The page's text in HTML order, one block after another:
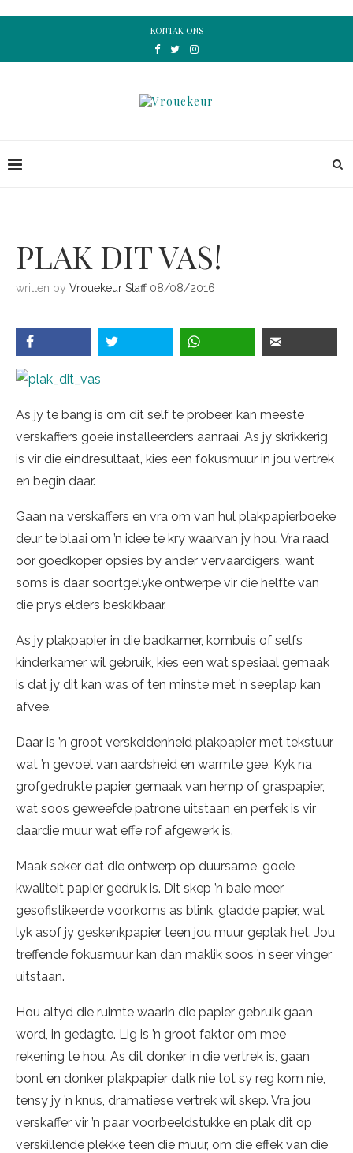
KONTAK ONS
PLAK DIT VAS!
written by Vrouekeur Staff 08/08/2016
As jy te bang is om dit self te probeer, kan meeste
verskaffers goeie installeerders aanraai. As jy skrikkerig
is vir die eindresultaat, kies een fokusmuur in jou vertrek
en begin daar.
Gaan na verskaffers en vra om van hul plakpapierboeke
deur te blaai om ’n idee te kry waarvan jy hou. Vra raad
oor goedkoper opsies by ander vervaardigers, want
soms is daar soortgelyke ontwerpe vir die helfte van
die prys elders beskikbaar.
As jy plakpapier in die badkamer, kombuis of selfs
kinderkamer wil gebruik, kies een wat spesiaal gemaak
is dat jy dit kan was of ten minste met ’n seeplap kan
afvee.
Daar is ’n groot verskeidenheid plakpapier met tekstuur
wat ’n gevoel van aardsheid en warmte gee. Kyk na
grofgedrukte papier gemaak van hemp of graspapier,
wat soos geweefde patrone uitstaan en perfek is vir
daardie muur wat effe rof afgewerk is.
Maak seker dat die ontwerp op duursame, goeie
kwaliteit papier gedruk is. Dit skep ’n baie meer
gesofistikeerde voorkoms as blink, gladde papier, wat
lyk asof jy geskenkpapier teen jou muur geplak het. Jou
treffende fokusmuur kan dan maklik soos ’n seer vinger
uitstaan.
Hou altyd die ruimte waarin die papier gebruik gaan
word, in gedagte. Lig is ’n groot faktor om mee
rekening te hou. As dit donker in die vertrek is, gaan
bont en donker plakpapier dalk nie tot sy reg kom nie,
tensy jy ’n knus, dramatiese vertrek wil skep. Vra jou
verskaffer vir ’n paar voorbeeldstukke en plak dit op
verskillende plekke teen die muur, om die effek van die